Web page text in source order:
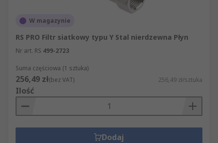
W magazynie
RS PRO Filtr siatkowy typu Y Stal nierdzewna Płyn
Nr art. RS 499-2723
Suma częściowa (1 sztuka)
256,49 zł(bez VAT) 256,49 zł/sztuka
Ilość
Dodaj